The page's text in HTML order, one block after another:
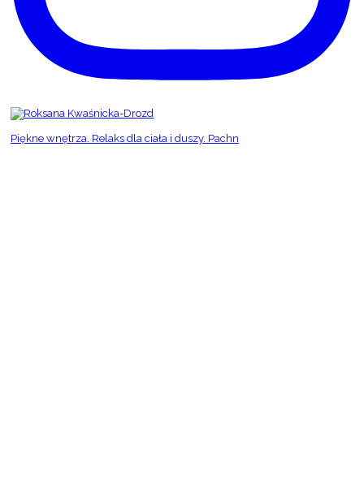
Piękne wnętrza. Relaks dla ciała i duszy. Pachn